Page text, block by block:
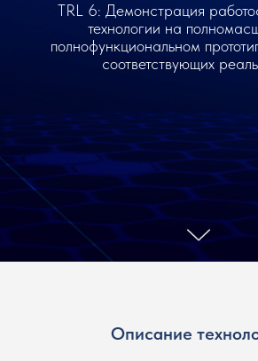
TRL 6: Демонстрация
технологии на
полнофункциональном
соответствующих
Описание